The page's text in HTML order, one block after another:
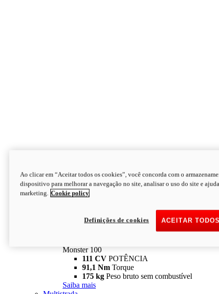
Monster
Monster 100
111 CV POTÊNCIA
91,1 Nm Torque
175 kg Peso bruto sem combustível
Saiba mais
Ao clicar em “Aceitar todos os cookies”, você concorda com o
dispositivo para melhorar a navegação no site, analisar o uso do site e
marketing. Cookie policy
ACEITAR
Definições de cookies